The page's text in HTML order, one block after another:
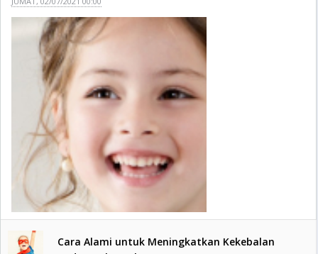
Cara Alami untuk Meningkatkan Kekebalan